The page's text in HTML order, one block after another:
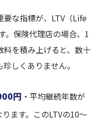
な指標が、LTV（Life
。保険代理店の場合、1
を積み上げると、数十
しくありません。
円 ・平均継続年数が
ります。このLTVの10〜